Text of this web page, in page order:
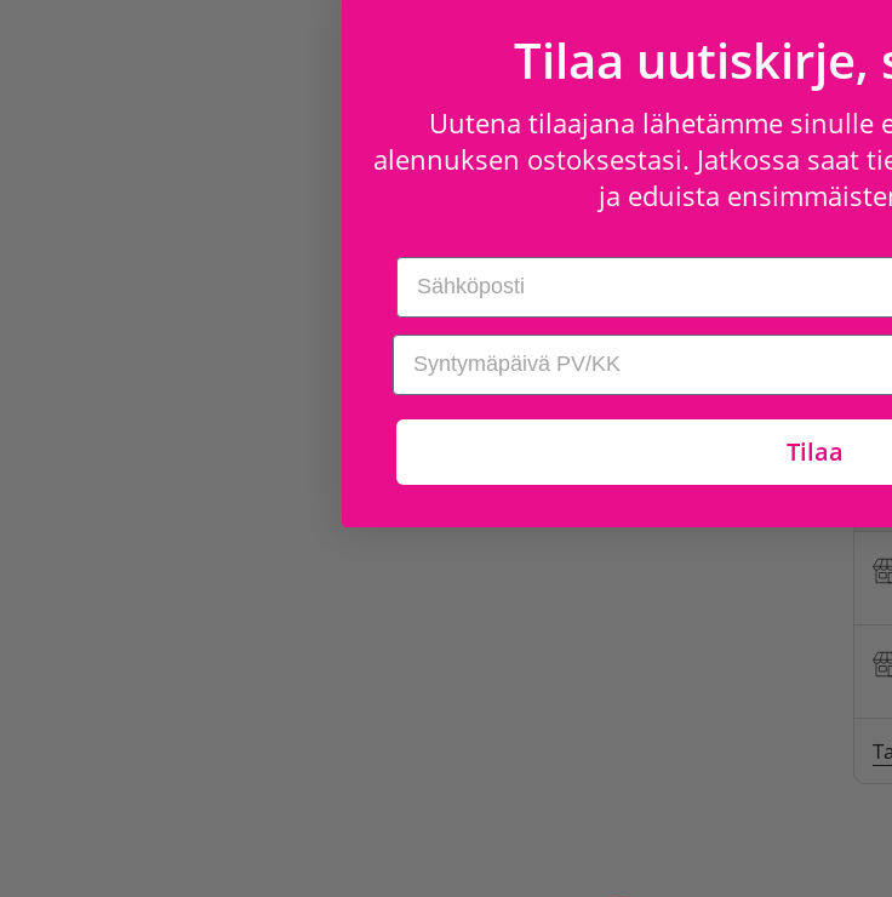
Tilaa uutiskirje,
Uutena tilaajana lähetämme sinulle
alennuksen ostoksestasi. Jatkossa saat
ja eduista
Email
birthday
Tilaa